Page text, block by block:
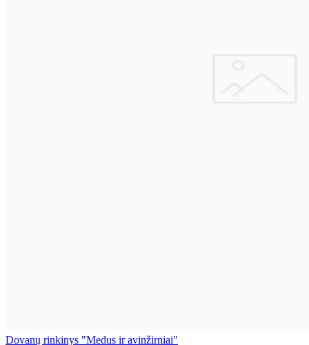
Dovanų rinkinys "Medus ir avinžirniai"